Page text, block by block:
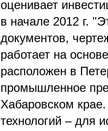
оценивает
в начале 2012 г.
документов,
работает на
расположен в
промышленное
Хабаровском
технологий – для